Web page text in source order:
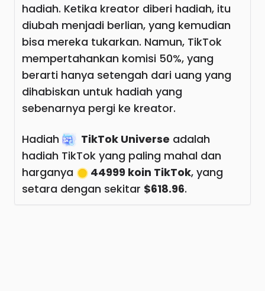
hadiah. Ketika kreator diberi hadiah, itu
diubah menjadi berlian, yang kemudian
bisa mereka tukarkan. Namun, TikTok
mempertahankan komisi 50%, yang
berarti hanya setengah dari uang yang
dihabiskan untuk hadiah yang
sebenarnya pergi ke kreator.
Hadiah TikTok Universe adalah
hadiah TikTok yang paling mahal dan
harganya
44999 koin TikTok, yang
setara dengan sekitar $618.96.